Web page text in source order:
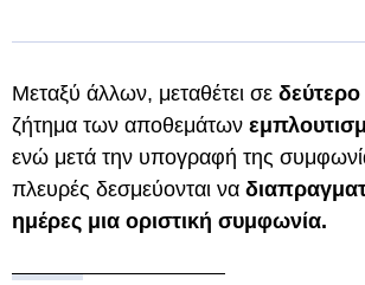
Μεταξύ άλλων, μεταθέτει σε
ζήτημα των αποθεμάτων
ενώ μετά την υπογραφή της
πλευρές δεσμεύονται να
ημέρες μια οριστική συμφωνία.